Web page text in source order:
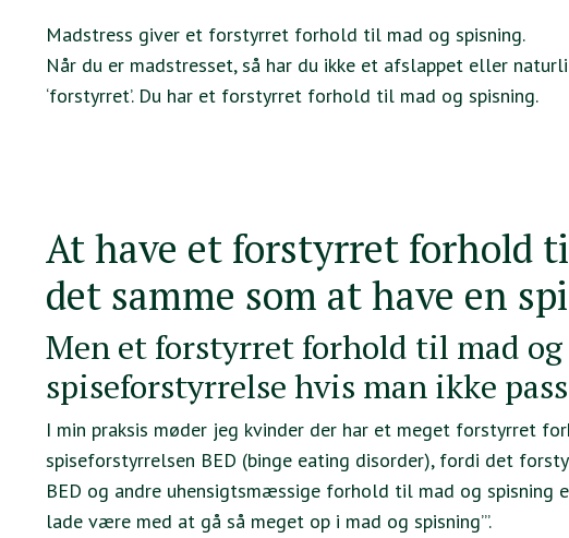
Madstress giver et forstyrret forhold til mad og spisning.
Når du er madstresset, så har du ikke et afslappet eller
‘forstyrret’. Du har et forstyrret forhold til mad og spisning.
At have et forstyrret forhold
det samme som at have en
Men et forstyrret forhold til mad
spiseforstyrrelse hvis man ikke
I min praksis møder jeg kvinder der har et meget forstyrret
spiseforstyrrelsen BED (binge eating disorder), fordi det
BED og andre uhensigtsmæssige forhold til mad og
lade være med at gå så meget op i mad og spisning”’.